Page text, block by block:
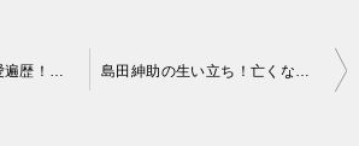
ロンブー田村淳の恋愛遍歴！藤崎奈々子から香那まで理想の女性像は 島田紳助の生い立ち！亡くなった父に毎日お見舞いをしていた